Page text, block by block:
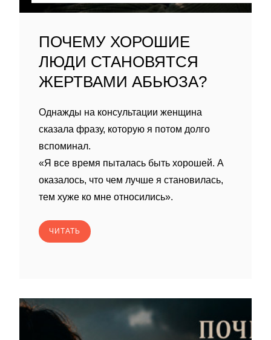
ПОЧЕМУ ХОРОШИЕ
ЛЮДИ СТАНОВЯТСЯ
ЖЕРТВАМИ АБЬЮЗА?
Однажды на консультации женщина
сказала фразу, которую я потом долго
вспоминал.
«Я все время пыталась быть хорошей. А
оказалось, что чем лучше я становилась,
тем хуже ко мне относились».
ЧИТАТЬ